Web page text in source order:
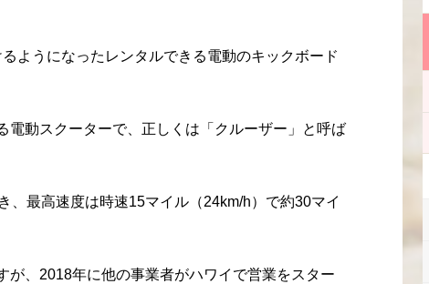
ようになったレンタルできる電動のキックボード
電動スクーターで、正しくは「クルーザー」と呼ば
、最高速度は時速15マイル（24km/h）で約30マイ
が、2018年に他の事業者がハワイで営業をスター